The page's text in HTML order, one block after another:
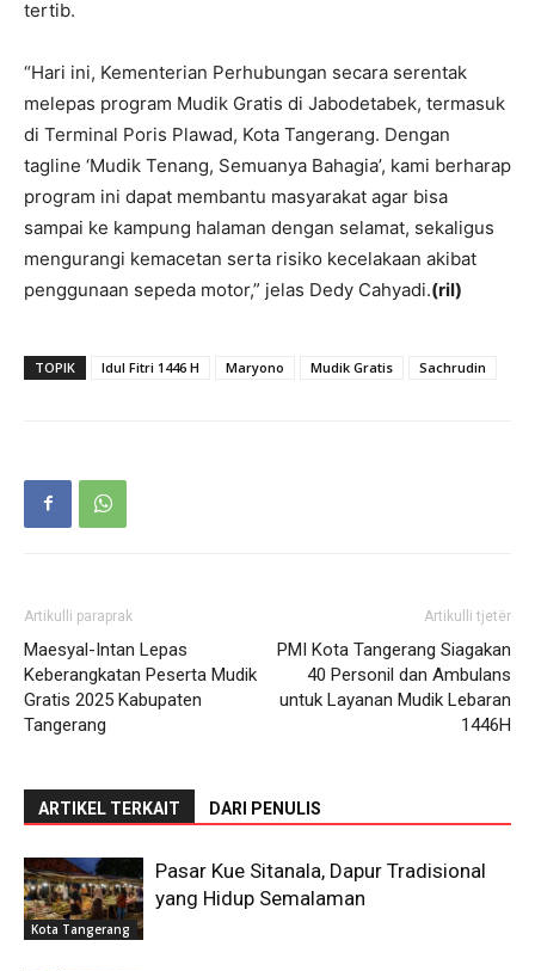
tertib.
“Hari ini, Kementerian Perhubungan secara serentak
melepas program Mudik Gratis di Jabodetabek, termasuk
di Terminal Poris Plawad, Kota Tangerang. Dengan
tagline ‘Mudik Tenang, Semuanya Bahagia’, kami berharap
program ini dapat membantu masyarakat agar bisa
sampai ke kampung halaman dengan selamat, sekaligus
mengurangi kemacetan serta risiko kecelakaan akibat
penggunaan sepeda motor,” jelas Dedy Cahyadi.(ril)
TOPIK Idul Fitri 1446 H Maryono Mudik Gratis Sachrudin
Artikulli paraprak
Maesyal-Intan Lepas
Keberangkatan Peserta Mudik
Gratis 2025 Kabupaten
Tangerang
Artikulli tjetër
PMI Kota Tangerang Siagakan
40 Personil dan Ambulans
untuk Layanan Mudik Lebaran
1446H
ARTIKEL TERKAIT DARI PENULIS
Kota Tangerang
Pasar Kue Sitanala, Dapur Tradisional
yang Hidup Semalaman